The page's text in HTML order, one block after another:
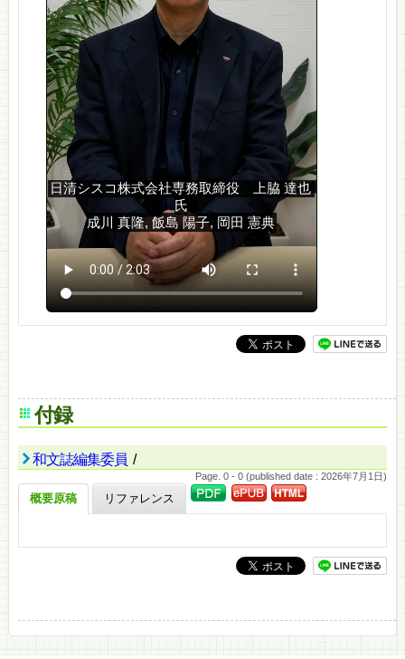
付録
和文誌編集委員 /
Page. 0 - 0 (published date : 2026年7月1日)
概要原稿 リファレンス